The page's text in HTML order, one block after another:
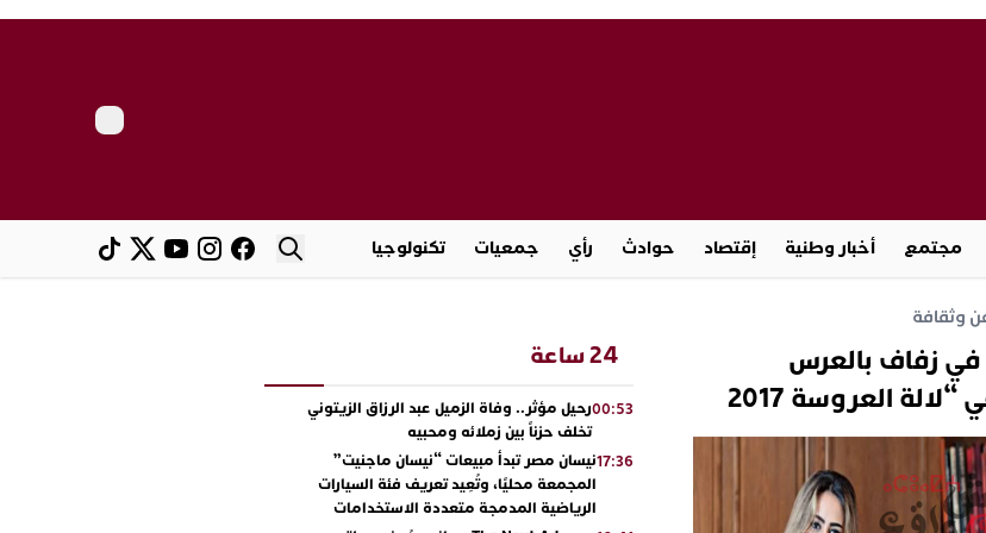
مجتمع أخبار وطنية إقتصاد حوادث رأي جمعيات تكنولوجيا
وثقافة
زفاف بالعرس
العروسة 2017
24 ساعة
00:53رحيل مؤثر.. وفاة الزميل عبد الرزاق الزيتوني
تخلف حزناً بين زملائه ومحبيه
17:36نيسان مصر تبدأ مبيعات “نيسان ماجنيت”
المجمعة محليًا، وتُعِيد تعريف فئة السيارات
الرياضية المدمجة متعددة الاستخدامات